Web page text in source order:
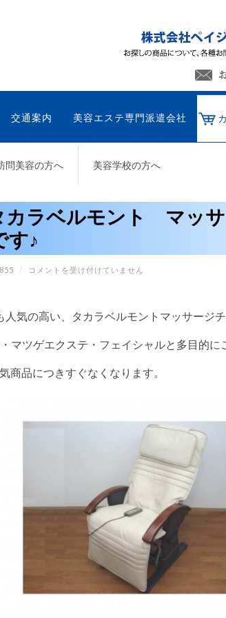
交通案内 美容エステ専門派遣会社
問美容の方へ 美容学校の方へ
カラベルモント マッ
す♪
/
人
カ
ベ
ン
ー
ご
コメントを受け付けていません
人気の高い、タカラベルモントマッサージ
マツゲエクステ・フェイシャルと多目的に
商品につきすぐなくなります。